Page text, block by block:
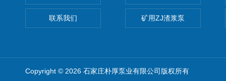
联系我们 矿用ZJ渣浆泵
Copyright © 2026 石家庄朴厚泵业有限公司版权所有